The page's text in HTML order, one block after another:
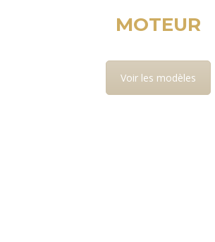
MOTEUR
Voir les modèles